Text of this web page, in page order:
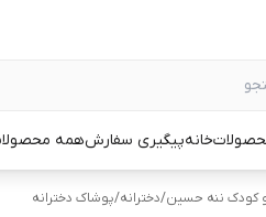
خانهپیگیری سفارشهمه
کودک ننه حسین/دخترانه/پوشاک دخترانه